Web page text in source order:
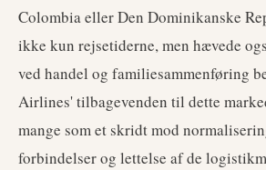
Colombia eller Den Dominikanske
ikke kun rejsetiderne, men hævede
ved handel og familiesammenføring
Airlines' tilbagevenden til dette
mange som et skridt mod
forbindelser og lettelse af de